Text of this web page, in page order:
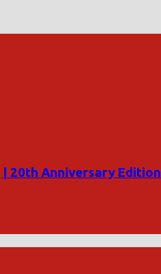
| 20th Anniversary Edition